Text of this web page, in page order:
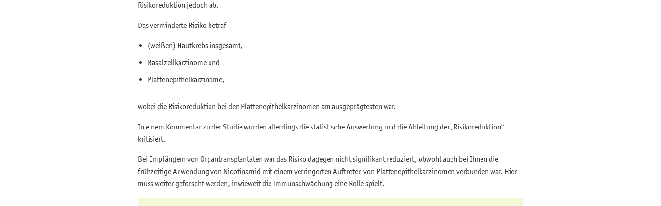
Risikoreduktion jedoch ab.
Das verminderte Risiko betraf
(weißen) Hautkrebs insgesamt,
Basalzellkarzinome und
Plattenepithelkarzinome,
wobei die Risikoreduktion bei den Plattenepithelkarzinomen am ausgeprägtesten war.
In einem Kommentar zu der Studie wurden allerdings die statistische Auswertung und die Ableitung der „Risikoreduktion“
kritisiert.
Bei Empfängern von Organtransplantaten war das Risiko dagegen nicht signifikant reduziert, obwohl auch bei Ihnen die
frühzeitige Anwendung von Nicotinamid mit einem verringerten Auftreten von Plattenepithelkarzinomen verbunden war. Hier
muss weiter geforscht werden, inwieweit die Immunschwächung eine Rolle spielt.